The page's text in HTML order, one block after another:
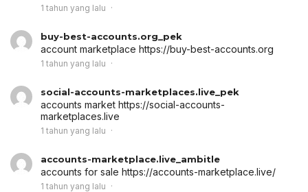
1 tahun yang lalu
buy-best-accounts.org_pek
account marketplace https://buy-best-accounts.org
1 tahun yang lalu
social-accounts-marketplaces.live_pek
accounts market https://social-accounts-
marketplaces.live
1 tahun yang lalu
accounts-marketplace.live_ambitle
accounts for sale https://accounts-marketplace.live/
1 tahun yang lalu